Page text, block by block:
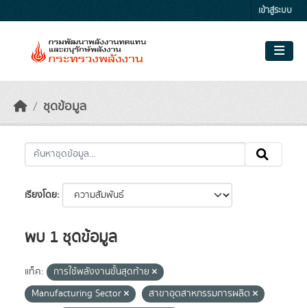
เข้าสู่ระบบ
ชุดข้อมูล
เรียงโดย
พบ 1 ชุดข้อมูล
แท็ค:
การใช้พลังงานขั้นสุดท้าย
Manufacturing Sector
สาขาอุตสาหกรรมการผลิต